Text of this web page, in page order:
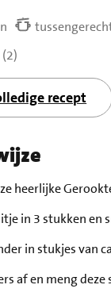
(2)
recept
heerlijke
in 3 stukken en
in stukjes van
af en meng